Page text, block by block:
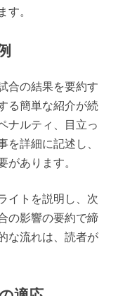
。
合の結果を要約す
る簡単な紹介が続
ナルティ、目立っ
詳細に記述し、
あります。
イトを説明し、次
の影響の要約で締
な流れは、読者が